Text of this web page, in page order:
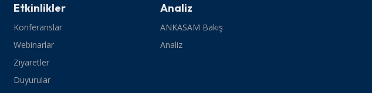
Etkinlikler
Konferanslar
Webinarlar
Ziyaretler
Duyurular
Analiz
ANKASAM Bakış
Analiz